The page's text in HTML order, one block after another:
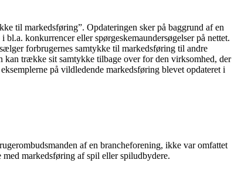
til markedsføring”. Opdateringen sker på baggrund af en
konkurrencer eller spørgeskemaundersøgelser på nettet.
forbrugernes samtykke til markedsføring til andre
trække sit samtykke tilbage over for den virksomhed, der
på vildledende markedsføring blevet opdateret i
af en brancheforening, ikke var omfattet
markedsføring af spil eller spiludbydere.